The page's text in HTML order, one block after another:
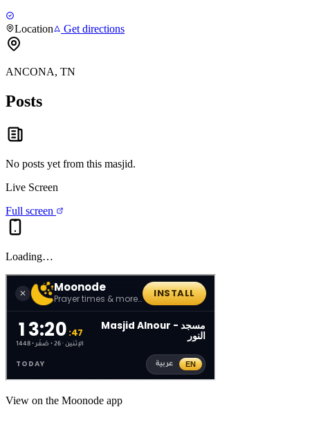
Location Get directions
ANCONA, TN
Posts
No posts yet from this masjid.
Live Screen
Full screen
Loading…
View on the Moonode app